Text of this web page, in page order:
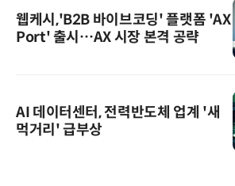
웹케시,'B2B 바이브코딩' 플랫폼 'AX
Port' 출시…AX 시장 본격 공략
AI 데이터센터, 전력반도체 업계 '새
먹거리' 급부상